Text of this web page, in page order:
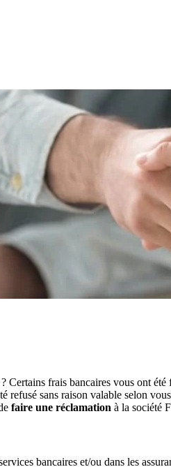
Certains frais bancaires vous ont
sans raison valable selon
faire une réclamation à la société
bancaires et/ou dans les